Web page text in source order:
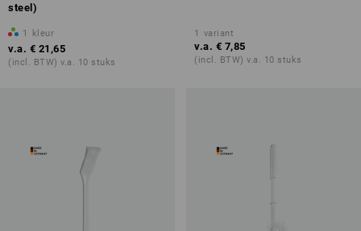
steel)
1 kleur
v.a. € 21,65
(incl. BTW) v.a. 10 stuks
1 variant
v.a. € 7,85
(incl. BTW) v.a. 10 stuks